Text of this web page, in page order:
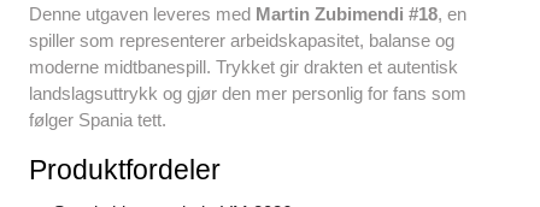
Denne utgaven leveres med Martin Zubimendi #18, en
spiller som representerer arbeidskapasitet, balanse og
moderne midtbanespill. Trykket gir drakten et autentisk
landslagsuttrykk og gjør den mer personlig for fans som
følger Spania tett.
Produktfordeler